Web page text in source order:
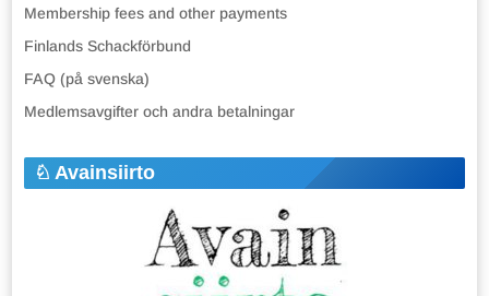
Membership fees and other payments
Finlands Schackförbund
FAQ (på svenska)
Medlemsavgifter och andra betalningar
Avainsiirto